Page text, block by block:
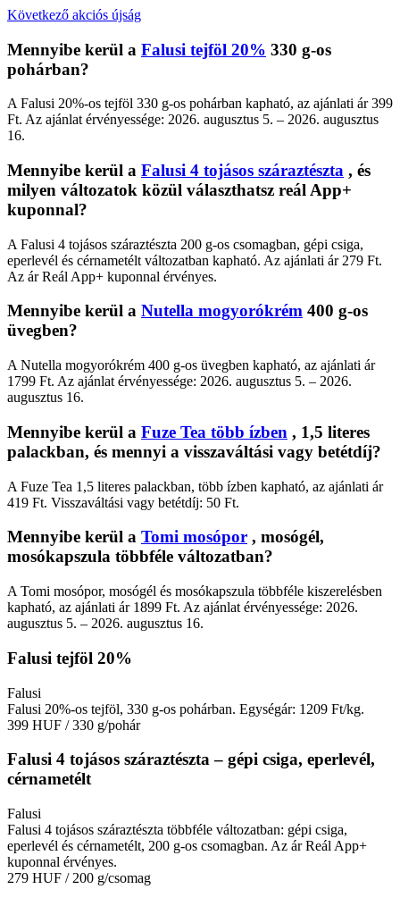
Következő akciós újság
Mennyibe kerül a Falusi tejföl 20% 330 g-os
pohárban?
A Falusi 20%-os tejföl 330 g-os pohárban kapható, az ajánlati ár 399
Ft. Az ajánlat érvényessége: 2026. augusztus 5. – 2026. augusztus
16.
Mennyibe kerül a Falusi 4 tojásos száraztészta , és
milyen változatok közül választhatsz reál App+
kuponnal?
A Falusi 4 tojásos száraztészta 200 g-os csomagban, gépi csiga,
eperlevél és cérnametélt változatban kapható. Az ajánlati ár 279 Ft.
Az ár Reál App+ kuponnal érvényes.
Mennyibe kerül a Nutella mogyorókrém 400 g-os
üvegben?
A Nutella mogyorókrém 400 g-os üvegben kapható, az ajánlati ár
1799 Ft. Az ajánlat érvényessége: 2026. augusztus 5. – 2026.
augusztus 16.
Mennyibe kerül a Fuze Tea több ízben , 1,5 literes
palackban, és mennyi a visszaváltási vagy betétdíj?
A Fuze Tea 1,5 literes palackban, több ízben kapható, az ajánlati ár
419 Ft. Visszaváltási vagy betétdíj: 50 Ft.
Mennyibe kerül a Tomi mosópor , mosógél,
mosókapszula többféle változatban?
A Tomi mosópor, mosógél és mosókapszula többféle kiszerelésben
kapható, az ajánlati ár 1899 Ft. Az ajánlat érvényessége: 2026.
augusztus 5. – 2026. augusztus 16.
Falusi tejföl 20%
Falusi
Falusi 20%-os tejföl, 330 g-os pohárban. Egységár: 1209 Ft/kg.
399 HUF / 330 g/pohár
Falusi 4 tojásos száraztészta – gépi csiga, eperlevél,
cérnametélt
Falusi
Falusi 4 tojásos száraztészta többféle változatban: gépi csiga,
eperlevél és cérnametélt, 200 g-os csomagban. Az ár Reál App+
kuponnal érvényes.
279 HUF / 200 g/csomag